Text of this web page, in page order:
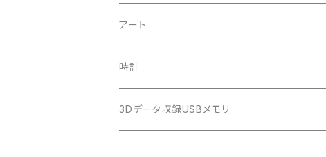
アート
時計
3Dデータ収録USBメモリ